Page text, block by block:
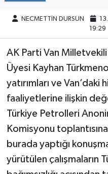
NECMETTİN DURSUN
19:29
AK Parti Van
Üyesi Kayhan
yatırımları ve
faaliyetlerine ilişkin
Türkiye Petrolleri
Komisyonu
burada yaptığı
yürütülen çalışmaların